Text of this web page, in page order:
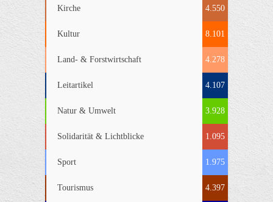
Kirche 4.550
Kultur 8.101
Land- & Forstwirtschaft 4.278
Leitartikel 4.107
Natur & Umwelt 3.928
Solidarität & Lichtblicke 1.095
Sport 1.975
Tourismus 4.397